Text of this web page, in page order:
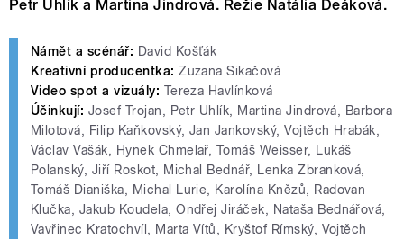
Petr Uhlík a Martina Jindrová. Režie Natália Deáková.
Námět a scénář: David Košťák
Kreativní producentka: Zuzana Sikačová
Video spot a vizuály: Tereza Havlínková
Účinkují: Josef Trojan, Petr Uhlík, Martina Jindrová, Barbora
Milotová, Filip Kaňkovský, Jan Jankovský, Vojtěch Hrabák,
Václav Vašák, Hynek Chmelař, Tomáš Weisser, Lukáš
Polanský, Jiří Roskot, Michal Bednář, Lenka Zbranková,
Tomáš Dianiška, Michal Lurie, Karolína Knězů, Radovan
Klučka, Jakub Koudela, Ondřej Jiráček, Nataša Bednářová,
Vavřinec Kratochvíl, Marta Vítů, Kryštof Rímský, Vojtěch